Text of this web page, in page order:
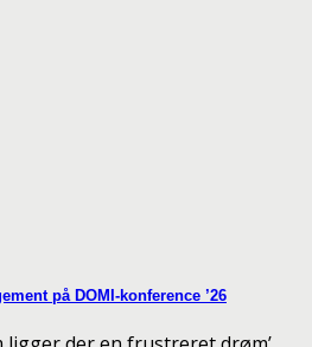
på DOMI-konference ’26